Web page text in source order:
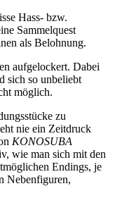
Hass- bzw.
Sammelquest
als Belohnung.
aufgelockert. Dabei
sich so unbeliebt
möglich.
zu
nie ein Zeitdruck
KONOSUBA
wie man sich mit den
Endings, je
Nebenfiguren,